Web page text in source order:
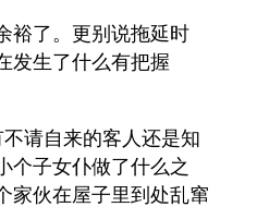
裕了。更别说拖延时
发生了什么有把握
请自来的客人还是知
个子女仆做了什么之
家伙在屋子里到处乱窜